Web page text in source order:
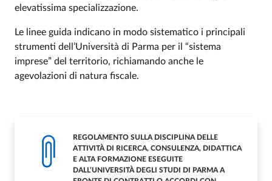
elevatissima specializzazione.
Le linee guida indicano in modo sistematico i principali
strumenti dell’Università di Parma per il “sistema
imprese” del territorio, richiamando anche le
agevolazioni di natura fiscale.
REGOLAMENTO SULLA DISCIPLINA DELLE
ATTIVITÀ DI RICERCA, CONSULENZA, DIDATTICA
E ALTA FORMAZIONE ESEGUITE
DALL’UNIVERSITÀ DEGLI STUDI DI PARMA A